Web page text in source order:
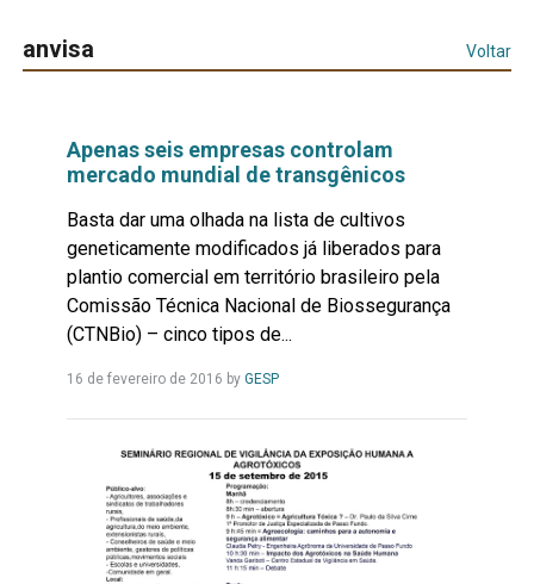
anvisa Voltar
Apenas seis empresas controlam
mercado mundial de transgênicos
Basta dar uma olhada na lista de cultivos
geneticamente modificados já liberados para
plantio comercial em território brasileiro pela
Comissão Técnica Nacional de Biossegurança
(CTNBio) – cinco tipos de...
16 de fevereiro de 2016 by GESPLeia